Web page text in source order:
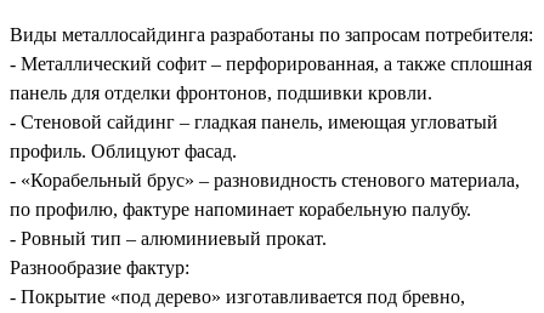
Виды металлосайдинга разработаны по запросам потребителя:
- Металлический софит – перфорированная, а также сплошная
панель для отделки фронтонов, подшивки кровли.
- Стеновой сайдинг – гладкая панель, имеющая угловатый
профиль. Облицуют фасад.
- «Корабельный брус» – разновидность стенового материала,
по профилю, фактуре напоминает корабельную палубу.
- Ровный тип – алюминиевый прокат.
Разнообразие фактур:
- Покрытие «под дерево» изготавливается под бревно,